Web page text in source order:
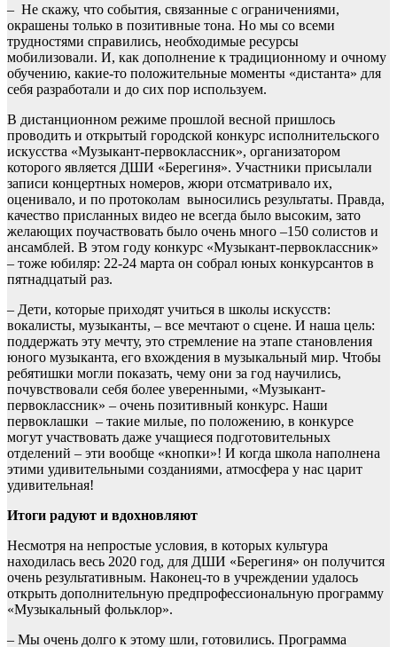
– Не скажу, что события, связанные с ограничениями,
окрашены только в позитивные тона. Но мы со всеми
трудностями справились, необходимые ресурсы
мобилизовали. И, как дополнение к традиционному и очному
обучению, какие-то положительные моменты «дистанта» для
себя разработали и до сих пор используем.
В дистанционном режиме прошлой весной пришлось
проводить и открытый городской конкурс исполнительского
искусства «Музыкант-первоклассник», организатором
которого является ДШИ «Берегиня». Участники присылали
записи концертных номеров, жюри отсматривало их,
оценивало, и по протоколам выносились результаты. Правда,
качество присланных видео не всегда было высоким, зато
желающих поучаствовать было очень много –150 солистов и
ансамблей. В этом году конкурс «Музыкант-первоклассник»
– тоже юбиляр: 22-24 марта он собрал юных конкурсантов в
пятнадцатый раз.
– Дети, которые приходят учиться в школы искусств:
вокалисты, музыканты, – все мечтают о сцене. И наша цель:
поддержать эту мечту, это стремление на этапе становления
юного музыканта, его вхождения в музыкальный мир. Чтобы
ребятишки могли показать, чему они за год научились,
почувствовали себя более уверенными, «Музыкант-
первоклассник» – очень позитивный конкурс. Наши
первоклашки – такие милые, по положению, в конкурсе
могут участвовать даже учащиеся подготовительных
отделений – эти вообще «кнопки»! И когда школа наполнена
этими удивительными созданиями, атмосфера у нас царит
удивительная!
Итоги радуют и вдохновляют
Несмотря на непростые условия, в которых культура
находилась весь 2020 год, для ДШИ «Берегиня» он получится
очень результативным. Наконец-то в учреждении удалось
открыть дополнительную предпрофессиональную программу
«Музыкальный фольклор».
– Мы очень долго к этому шли, готовились. Программа